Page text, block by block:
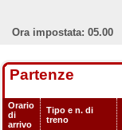
Ora impostata: 05.00
Partenze
Orario
di
arrivo
Tipo e n. di
treno